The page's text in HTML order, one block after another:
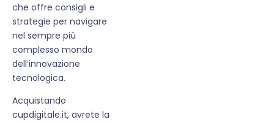
che offre consigli e
strategie per navigare
nel sempre più
complesso mondo
dell’innovazione
tecnologica.
Acquistando
cupdigitale.it, avrete la